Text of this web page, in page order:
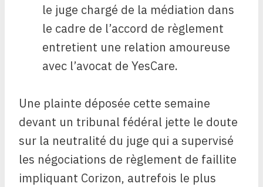
le juge chargé de la médiation dans
le cadre de l’accord de règlement
entretient une relation amoureuse
avec l’avocat de YesCare.
Une plainte déposée cette semaine
devant un tribunal fédéral jette le doute
sur la neutralité du juge qui a supervisé
les négociations de règlement de faillite
impliquant Corizon, autrefois le plus